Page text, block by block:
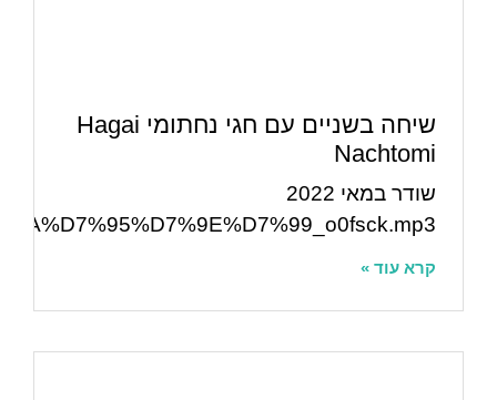
שיחה בשניים עם חגי נחתומי Hagai
Nachtomi
שודר במאי 2022
קרא עוד »